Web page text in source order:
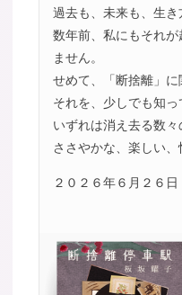
過去も、未来も、生き
数年前、私にもそれが
ません。
せめて、「断捨離」に
それを、少しでも知っ
いずれは消え去る数々
ささやかな、楽しい、
２０２６年６月２６日